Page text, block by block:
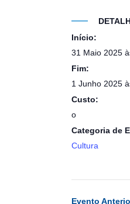
Início:
31 Maio 2025
Fim:
1 Junho 2025
Custo:
o
Categoria de
Cultura
Evento